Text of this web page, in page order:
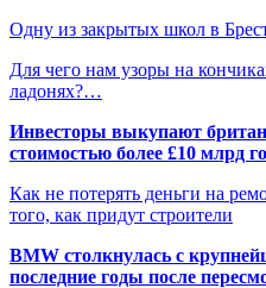
Одну из закрытых школ в
Для чего нам узоры на
ладонях?…
Инвесторы выкупают
стоимостью более £10 млрд
Как не потерять деньги на
того, как придут строители
BMW столкнулась с
последние годы после